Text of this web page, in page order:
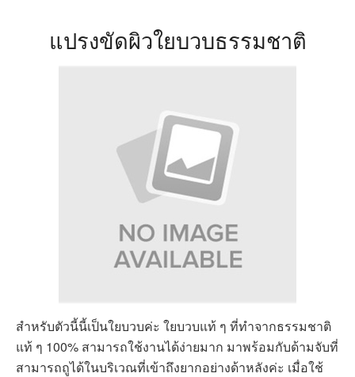
แปรงขัดผิวใยบวบธรรมชาติ
สำหรับตัวนี้นี้เป็นใยบวบค่ะ ใยบวบแท้ ๆ ที่ทำจากธรรมชาติ
แท้ ๆ 100% สามารถใช้งานได้ง่ายมาก มาพร้อมกับด้ามจับที่
สามารถถูได้ในบริเวณที่เข้าถึงยากอย่างด้าหลังค่ะ เมื่อใช้